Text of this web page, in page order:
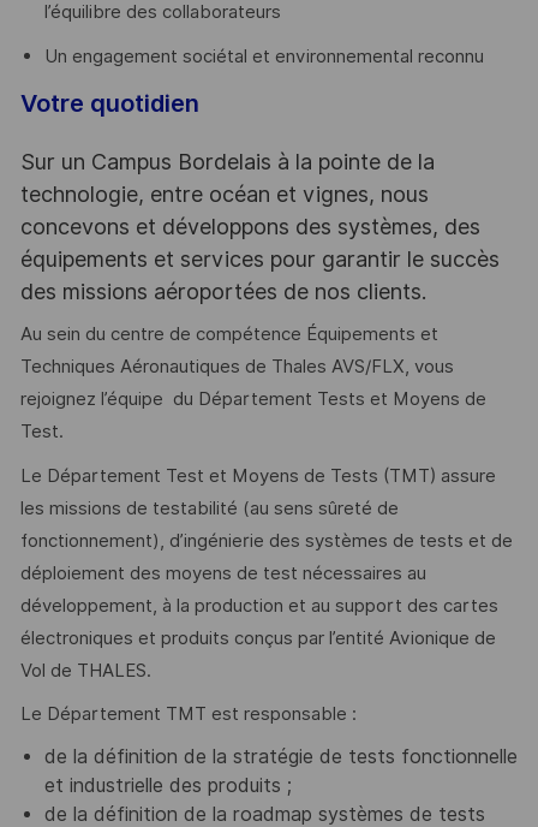
l’équilibre des collaborateurs
Un engagement sociétal et environnemental reconnu
Votre quotidien
Sur un Campus Bordelais à la pointe de la
technologie, entre océan et vignes, nous
concevons et développons des systèmes, des
équipements et services pour garantir le succès
des missions aéroportées de nos clients.
Au sein du centre de compétence Équipements et
Techniques Aéronautiques de Thales AVS/FLX, vous
rejoignez l’équipe du Département Tests et Moyens de
Test.
Le Département Test et Moyens de Tests (TMT) assure
les missions de testabilité (au sens sûreté de
fonctionnement), d’ingénierie des systèmes de tests et de
déploiement des moyens de test nécessaires au
développement, à la production et au support des cartes
électroniques et produits conçus par l’entité Avionique de
Vol de THALES.
Le Département TMT est responsable :
de la définition de la stratégie de tests fonctionnelle
et industrielle des produits ;
de la définition de la roadmap systèmes de tests